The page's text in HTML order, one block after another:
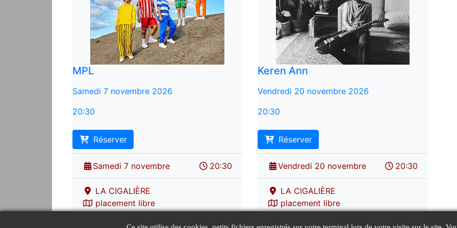
MPL
Samedi 7 novembre 2026
20:30
Réserver
Samedi 7 novembre 20:30
LA CIGALIÈRE
placement libre
Keren Ann
Vendredi 20 novembre 2026
20:30
Réserver
Vendredi 20 novembre 20:30
LA CIGALIÈRE
placement libre